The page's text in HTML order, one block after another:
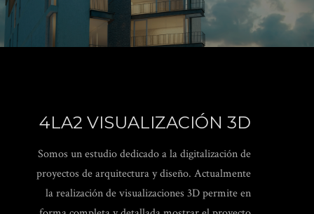
4LA2 VISUALIZACIÓN 3D
Somos un estudio dedicado a la digitalización de
proyectos de arquitectura y diseño. Actualmente
la realización de visualizaciones 3D permite en